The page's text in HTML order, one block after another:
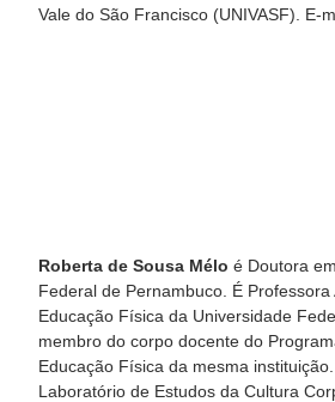
Vale do São Francisco (UNIVASF). E-
Roberta de Sousa Mélo é Doutora
Federal de Pernambuco. É
Educação Física da Universidade
membro do corpo docente do
Educação Física da mesma
Laboratório de Estudos da Cultura